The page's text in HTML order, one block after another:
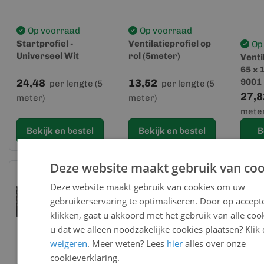
Op voorraad
Startprofiel -
Universeel Wit
24,48 per lengte (5
meter)
Bekijk en bestel
Op voorraad
Ventilatieprofiel op
rol (5meter)
13,52 per lengte (5
meter)
Bekijk en bestel
65 x
9001
Deze website maakt gebruik van
Deze website maakt gebruik van cookies om uw
gebruikerservaring te optimaliseren. Door op
klikken, gaat u akkoord met het gebruik van alle
u dat we alleen noodzakelijke cookies plaatsen? Klik
weigeren. Meer weten? Lees hieralles over onze
cookieverklaring.